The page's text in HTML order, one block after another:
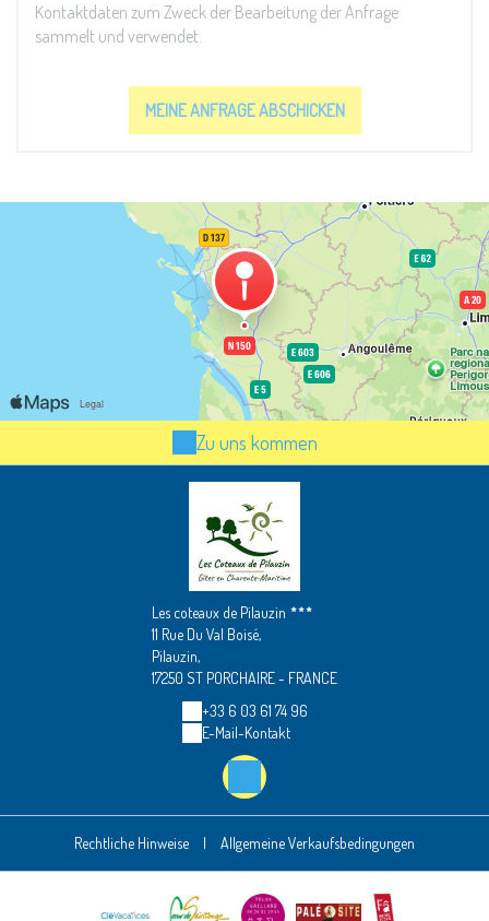
Kontaktdaten zum Zweck der Bearbeitung der Anfrage
sammelt und verwendet.
Zu uns kommen
Les coteaux de Pilauzin
11 Rue Du Val Boisé,
Pilauzin,
17250 ST PORCHAIRE - FRANCE
+33 6 03 61 74 96
E-Mail-Kontakt
Rechtliche Hinweise | Allgemeine Verkaufsbedingungen